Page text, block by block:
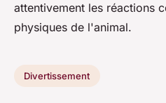
attentivement les réactions
physiques de l'animal.
Divertissement